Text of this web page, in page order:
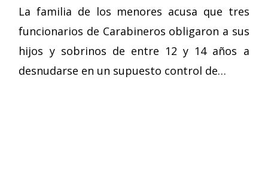
La familia de los menores acusa que tres
funcionarios de Carabineros obligaron a sus
hijos y sobrinos de entre 12 y 14 años a
desnudarse en un supuesto control de…